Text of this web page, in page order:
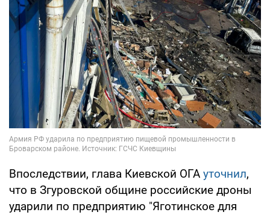
Впоследствии, глава Киевской ОГА уточнил,
что в Згуровской общине российские дроны
ударили по предприятию "Яготинское для